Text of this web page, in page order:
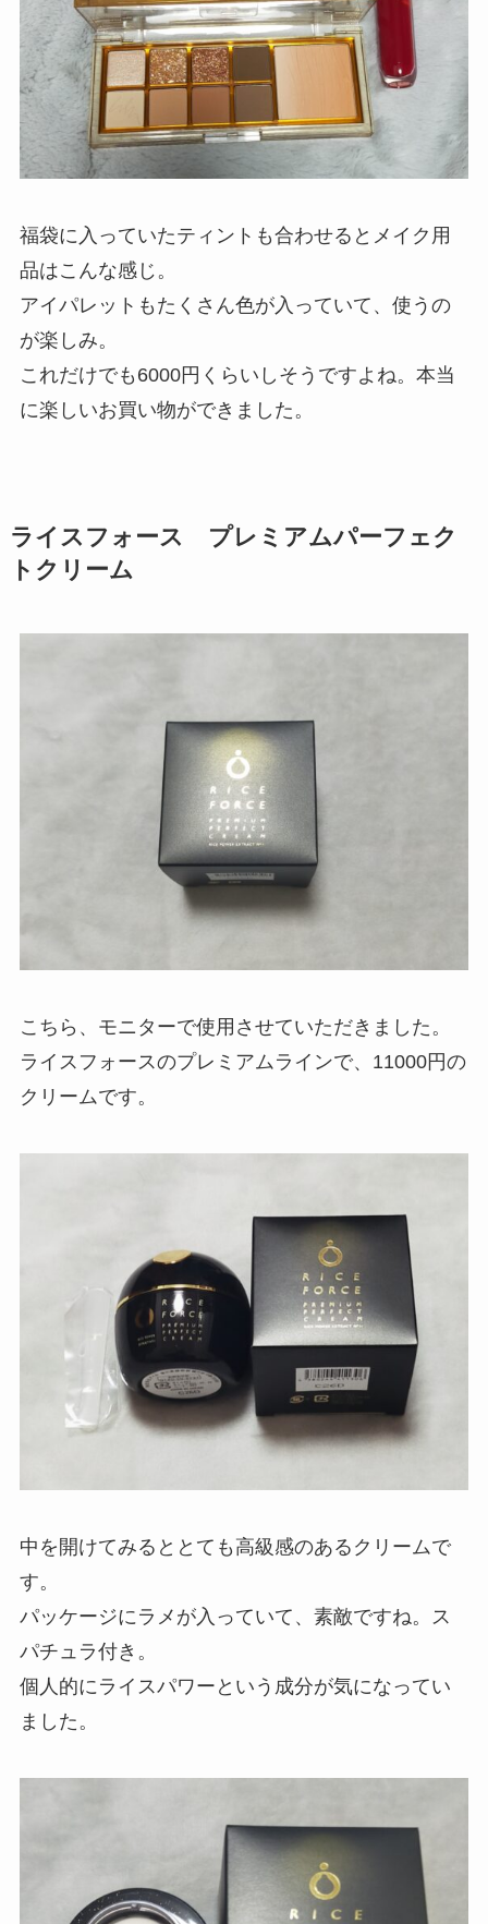
福袋に入っていたティントも合わせるとメイク用
品はこんな感じ。
アイパレットもたくさん色が入っていて、使うの
が楽しみ。
これだけでも6000円くらいしそうですよね。本当
に楽しいお買い物ができました。
ライスフォース プレミアムパーフェク
トクリーム
こちら、モニターで使用させていただきました。
ライスフォースのプレミアムラインで、11000円の
クリームです。
中を開けてみるととても高級感のあるクリームで
す。
パッケージにラメが入っていて、素敵ですね。ス
パチュラ付き。
個人的にライスパワーという成分が気になってい
ました。